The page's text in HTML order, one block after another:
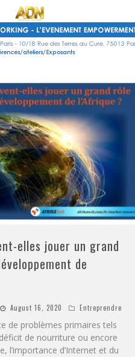
elles jouer un grand
de
August 16, 2020 Entreprendre
de problèmes primaires tels
de nourriture ou encore
l’importance d’Internet et du